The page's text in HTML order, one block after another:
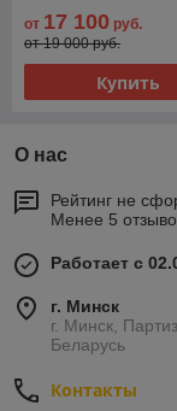
от 17 100 руб.
от 19 000 руб.
Купить
О нас
Рейтинг не
Менее 5
Работает с
г. Минск
г. Минск,
Беларусь
Контакты